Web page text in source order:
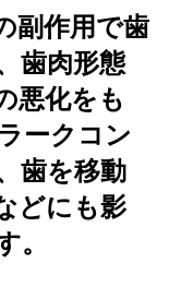
副作用で歯
歯肉形態
悪化をも
ークコン
歯を移動
どにも影